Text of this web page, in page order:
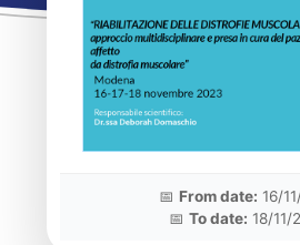
📅 From date: 16/
📅 To date: 18/11/